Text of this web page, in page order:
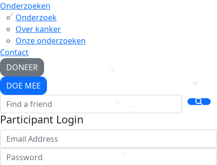
Onderzoeken
Onderzoek
Over kanker
Onze onderzoeken
Contact
DONEER
DOE MEE
Participant Login